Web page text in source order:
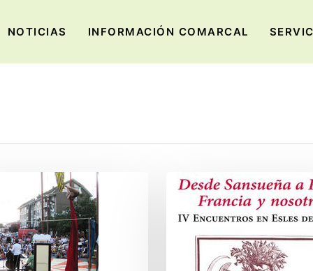
NOTICIAS INFORMACIÓN COMARCAL
relación
entre
España